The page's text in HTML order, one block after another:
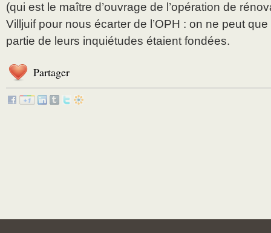
(qui est le maître d’ouvrage de l’opération de
Villjuif pour nous écarter de l’OPH : on ne peut que
partie de leurs inquiétudes étaient fondées.
Partager